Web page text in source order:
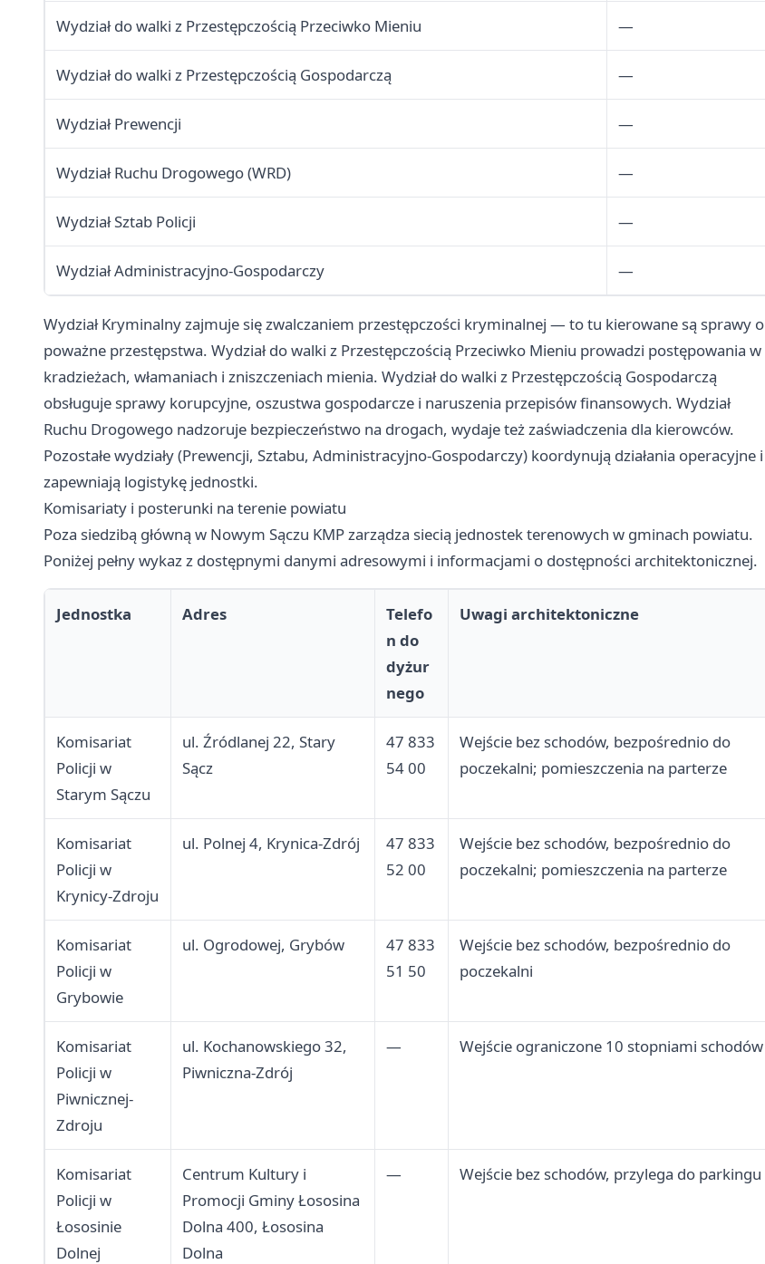
Wydział do walki z Przestępczością Przeciwko Mieniu —
Wydział do walki z Przestępczością Gospodarczą —
Wydział Prewencji —
Wydział Ruchu Drogowego (WRD) —
Wydział Sztab Policji —
Wydział Administracyjno-Gospodarczy —
Wydział Kryminalny zajmuje się zwalczaniem przestępczości kryminalnej — to tu kierowane są sprawy o
poważne przestępstwa. Wydział do walki z Przestępczością Przeciwko Mieniu prowadzi postępowania w
kradzieżach, włamaniach i zniszczeniach mienia. Wydział do walki z Przestępczością Gospodarczą
obsługuje sprawy korupcyjne, oszustwa gospodarcze i naruszenia przepisów finansowych. Wydział
Ruchu Drogowego nadzoruje bezpieczeństwo na drogach, wydaje też zaświadczenia dla kierowców.
Pozostałe wydziały (Prewencji, Sztabu, Administracyjno-Gospodarczy) koordynują działania operacyjne i
zapewniają logistykę jednostki.
Komisariaty i posterunki na terenie powiatu
Poza siedzibą główną w Nowym Sączu KMP zarządza siecią jednostek terenowych w gminach powiatu.
Poniżej pełny wykaz z dostępnymi danymi adresowymi i informacjami o dostępności architektonicznej.
Jednostka Adres
Telefo
n do
dyżur
nego
Uwagi architektoniczne
Komisariat
Policji w
Starym Sączu
ul. Źródlanej 22, Stary
Sącz
47 833
54 00
Wejście bez schodów, bezpośrednio do
poczekalni; pomieszczenia na parterze
Komisariat
Policji w
Krynicy-Zdroju
ul. Polnej 4, Krynica-Zdrój
47 833
52 00
Wejście bez schodów, bezpośrednio do
poczekalni; pomieszczenia na parterze
Komisariat
Policji w
Grybowie
ul. Ogrodowej, Grybów
47 833
51 50
Wejście bez schodów, bezpośrednio do
poczekalni
Komisariat
Policji w
Piwnicznej-
Zdroju
ul. Kochanowskiego 32,
Piwniczna-Zdrój
— Wejście ograniczone 10 stopniami schodów
Komisariat
Policji w
Łososinie
Dolnej
Centrum Kultury i
Promocji Gminy Łososina
Dolna 400, Łososina
Dolna
— Wejście bez schodów, przylega do parkingu